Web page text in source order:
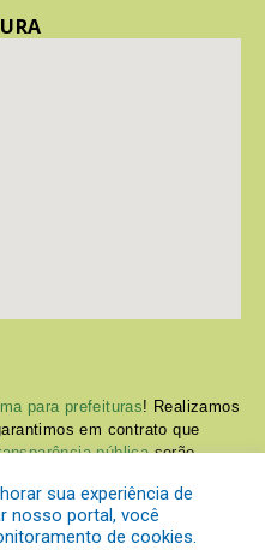
para prefeituras! Realizamos
em contrato que
públicaserão
Pública
sua experiência de
nosso portal, você
de cookies.